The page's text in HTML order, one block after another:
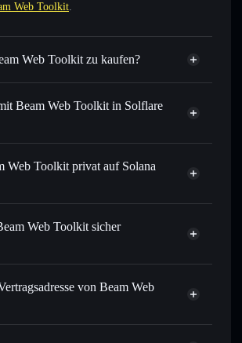
Web Toolkit.
Web Toolkit zu kaufen?
nicht
Beam Web Toolkit in Solflare
Solflare-Wallet
– handle BEAM gegen SOL, USDC oder
Solana-Tokens mit intelligentem Order
nutzen
in BEAM einsteigen
– übertrage BEAM, ohne Wallets öffentlich
mithilfe des in Solflare integrierten Privacy
Web Toolkit privat auf Solana
Privacy
Web Toolkit sicher
Beam Web Toolkit
von Beam Web
Beam Web Toolkit